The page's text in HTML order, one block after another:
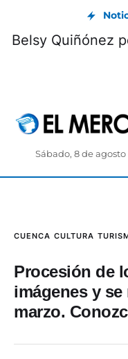
Belsy Quiñónez
Sábado, 8 de agosto
CUENCA CULTURA
Procesión de
imágenes y se
marzo.